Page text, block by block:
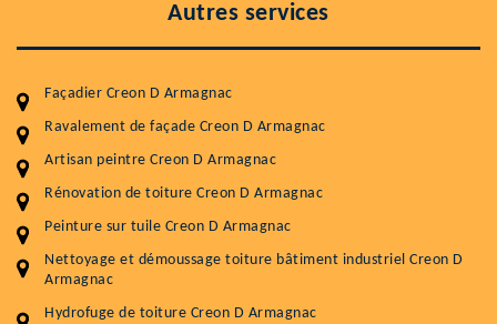
Autres services
Façadier Creon D Armagnac
Ravalement de façade Creon D Armagnac
Artisan peintre Creon D Armagnac
Rénovation de toiture Creon D Armagnac
Peinture sur tuile Creon D Armagnac
Nettoyage et démoussage toiture bâtiment industriel Creon D
Armagnac
Hydrofuge de toiture Creon D Armagnac
Entretenir votre toiture, c'est préserver sa
durabilité